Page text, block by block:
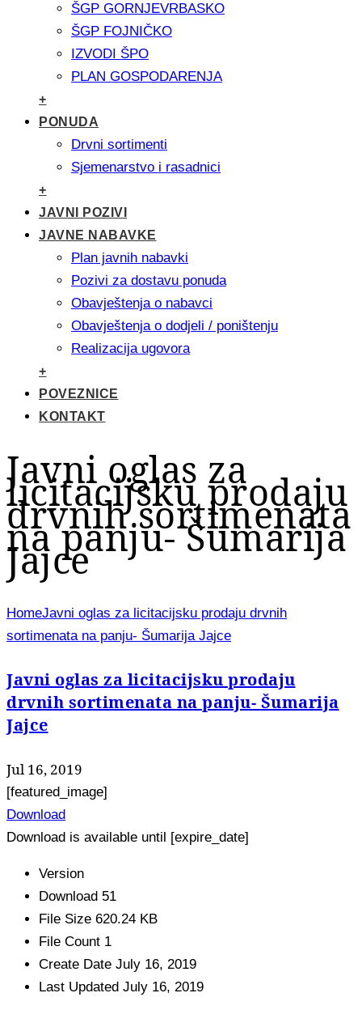
ŠGP GORNJEVRBASKO
ŠGP FOJNIČKO
IZVODI ŠPO
PLAN GOSPODARENJA
+
PONUDA
Drvni sortimenti
Sjemenarstvo i rasadnici
+
JAVNI POZIVI
JAVNE NABAVKE
Plan javnih nabavki
Pozivi za dostavu ponuda
Obavještenja o nabavci
Obavještenja o dodjeli / poništenju
Realizacija ugovora
+
POVEZNICE
KONTAKT
Javni oglas za
licitacijsku prodaju
drvnih sortimenata
na panju- Šumarija
Jajce
HomeJavni oglas za licitacijsku prodaju drvnih
sortimenata na panju- Šumarija Jajce
Javni oglas za licitacijsku prodaju
drvnih sortimenata na panju- Šumarija
Jajce
Jul 16, 2019
[featured_image]
Download
Download is available until [expire_date]
Version
Download 51
File Size 620.24 KB
File Count 1
Create Date July 16, 2019
Last Updated July 16, 2019